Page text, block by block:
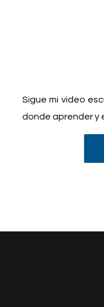
Sigue mi video
donde aprender y